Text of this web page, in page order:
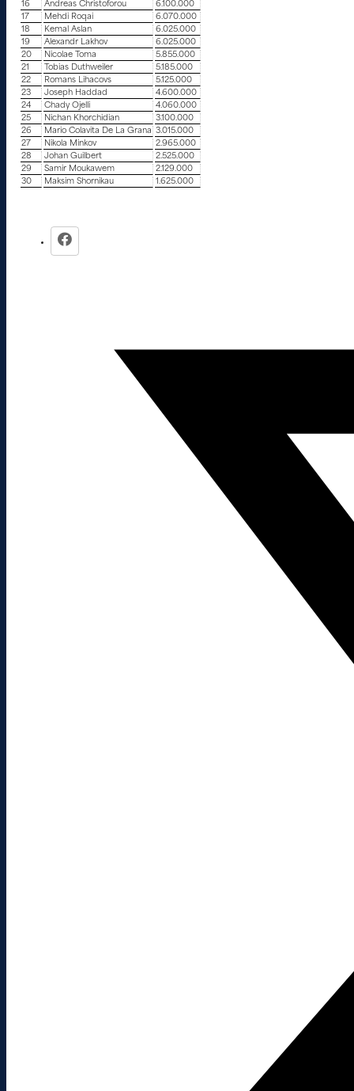
16
Andreas Christoforou
6.100.000
17
Mehdi Roqai
6.070.000
18
Kemal Aslan
6.025.000
19
Alexandr Lakhov
6.025.000
20
Nicolae Toma
5.855.000
21
Tobias Duthweiler
5.185.000
22
Romans Lihacovs
5.125.000
23
Joseph Haddad
4.600.000
24
Chady Ojelli
4.060.000
25
Nichan Khorchidian
3.100.000
26
Mario Colavita De La Grana 3.015.000
27
Nikola Minkov
2.965.000
28
Johan Guilbert
2.525.000
29
Samir Moukawem
2.129.000
30
Maksim Shornikau 1.625.000